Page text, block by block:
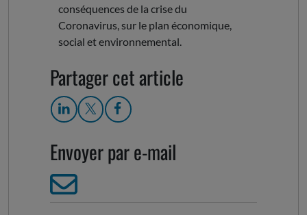
conséquences de la crise du
Coronavirus, sur le plan économique,
social et environnemental.
Partager cet article
Envoyer par e-mail